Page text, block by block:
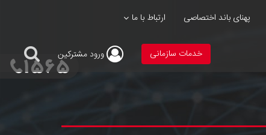
پهنای باند اختصاصی ارتباط با ما
ورود مشترکین خدمات سازمانی